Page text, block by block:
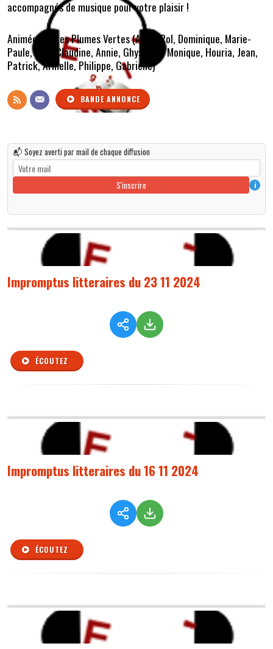
accompagnés de musique pour votre plaisir !
Animée par Les Plumes Vertes (Anne, Pol, Dominique, Marie-
Paule, Ivan, Claudine, Annie, Ghyslaine, Monique, Houria, Jean,
Patrick, Armelle, Philippe, Gabrielle)
BANDE ANNONCE
📬 Soyez averti par mail de chaque diffusion
S'inscrire i
Impromptus litteraires du 23 11 2024
ÉCOUTEZ
Impromptus litteraires du 16 11 2024
ÉCOUTEZ